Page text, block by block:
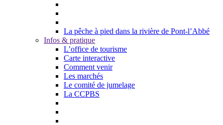
La pêche à pied dans la rivière de Pont-l’Abbé
Infos & pratique
L’office de tourisme
Carte interactive
Comment venir
Les marchés
Le comité de jumelage
La CCPBS